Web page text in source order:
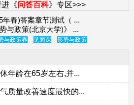
《问答百科》专区>>>
年春)答案章节测试（ ...
与政策(北京大学)》
...
与政策春 见面课 形势与政策
年龄在65岁左右,并...
质量改善速度最快的...